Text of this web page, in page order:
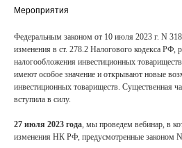
Мероприятия
Федеральным законом от 10 июля 2023 г. N
изменения в ст. 278.2 Налогового кодекса РФ,
налогообложения инвестиционных
имеют особое значение и открывают новые
инвестиционных товариществ. Существенная
вступила в силу.
27 июля 2023 года, мы проведем вебинар, в
изменения НК РФ, предусмотренные законом